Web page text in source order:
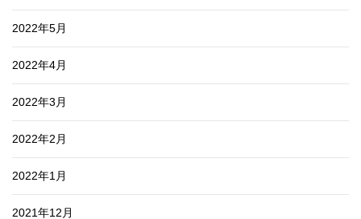
2022年5月
2022年4月
2022年3月
2022年2月
2022年1月
2021年12月